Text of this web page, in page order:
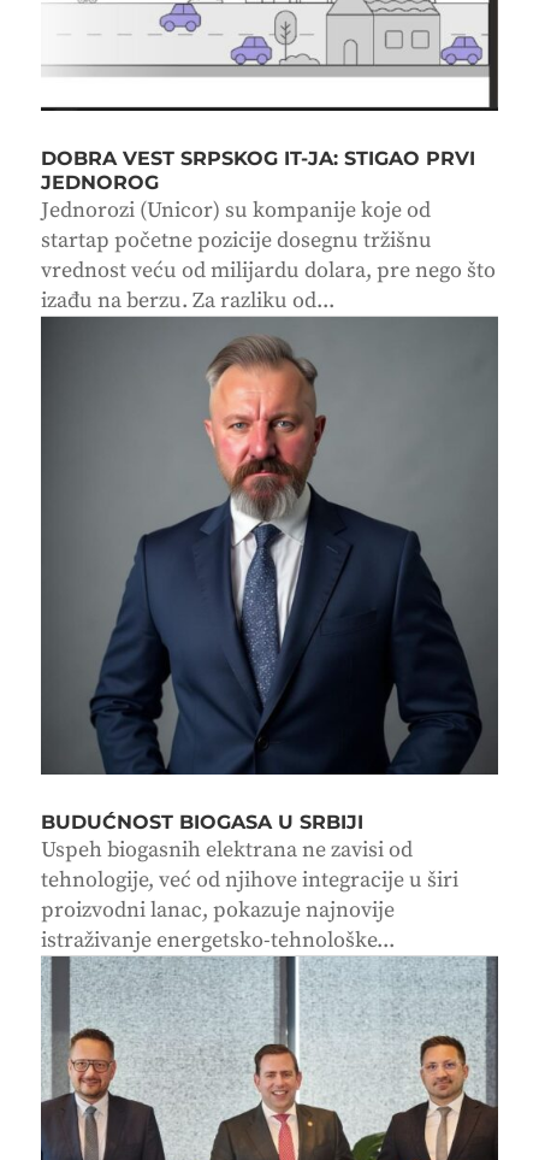
DOBRA VEST SRPSKOG IT-JA: STIGAO PRVI
JEDNOROG
Jednorozi (Unicor) su kompanije koje od
startap početne pozicije dosegnu tržišnu
vrednost veću od milijardu dolara, pre nego što
izađu na berzu. Za razliku od...
BUDUĆNOST BIOGASA U SRBIJI
Uspeh biogasnih elektrana ne zavisi od
tehnologije, već od njihove integracije u širi
proizvodni lanac, pokazuje najnovije
istraživanje energetsko-tehnološke...